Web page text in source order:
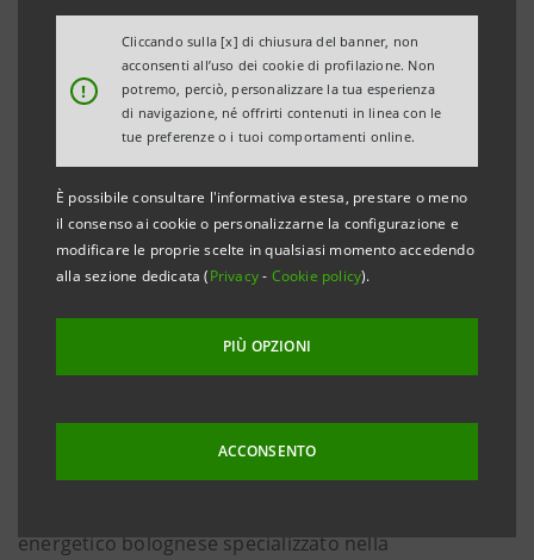
!
Cliccando sulla [x] di chiusura del banner, non
acconsenti all’uso dei cookie di profilazione. Non
potremo, perciò, personalizzare la tua esperienza
di navigazione, né offrirti contenuti in linea con le
tue preferenze o i tuoi comportamenti online.
È possibile consultare l'informativa estesa, prestare o meno
il consenso ai cookie o personalizzarne la configurazione e
modificare le proprie scelte in qualsiasi momento accedendo
alla sezione dedicata (Privacy- Cookie policy).
PIÙ OPZIONI
ACCONSENTO
• Il finanziamento permetterà alla società
bolognese la realizzazione di otto nuovi impianti
fotovoltaici distribuiti tra Calabria, Sicilia e
• L’operazione rientra nel plafond da 8 miliardi di
euro messo a disposizione da Intesa Sanpaolo per
supportare la transizione verso l’economia
energetico bolognese specializzato nella